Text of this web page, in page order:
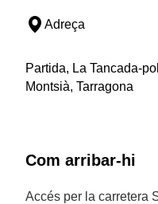
Adreça
Partida, La Tancada-
Montsià, Tarragona
Com arribar-hi
Accés per la carretera